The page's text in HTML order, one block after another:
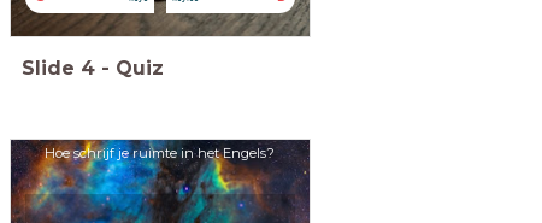
Slide 4 - Quiz
Hoe schrijf je ruimte in het Engels?